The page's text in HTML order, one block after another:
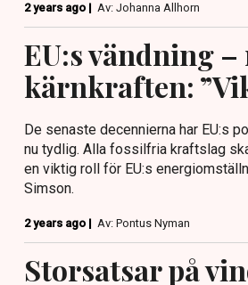
2 years ago | Av: Johanna Allhorn
EU:s vändning
kärnkraften:
De senaste decennierna har EU:s
nu tydlig. Alla fossilfria kraftslag
en viktig roll för EU:s
Simson.
2 years ago | Av: Pontus Nyman
Storsatsar på